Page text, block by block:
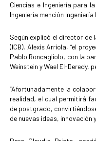
Ciencias e Ingeniería para
Ingeniería mención Ingeniería
Según explicó el director de
(ICB), Alexis Arriola, “el
Pablo Roncagliolo, con la
Weinstein y Wael El-Deredy,
“Afortunadamente la
realidad, el cual permitirá
de postgrado,
de nuevas ideas, innovación